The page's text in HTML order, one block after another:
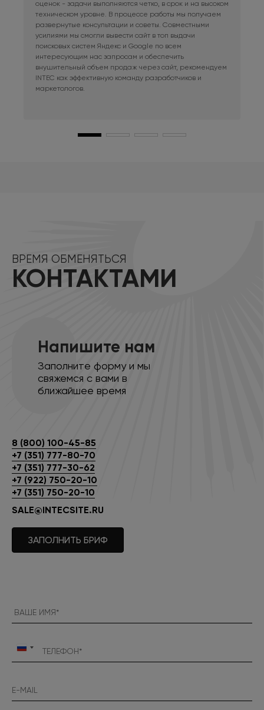
оценок - задачи выполняются четко, в срок и на высоком
техническом уровне. В процессе работы мы получаем
развернутые консультации и советы. Совместными
усилиями мы смогли вывести сайт в топ выдачи
поисковых систем Яндекс и Google по всем
интересующим нас запросам и обеспечить
внушительный объем продаж через сайт, рекомендуем
INTEC как эффективную команду разработчиков и
маркетологов.
ВРЕМЯ ОБМЕНЯТЬСЯ
КОНТАКТАМИ
Напишите нам
Заполните форму и мы
свяжемся с вами в
ближайшее время
8 (800) 100-45-85
+7 (351) 777-80-70
+7 (351) 777-30-62
+7 (922) 750-20-10
+7 (351) 750-20-10
SALE@INTECSITE.RU
ЗАПОЛНИТЬ БРИФ
Россия